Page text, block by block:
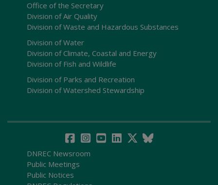
Office of the Secretary
Division of Air Quality
Division of Waste and Hazardous Substances
Division of Water
Division of Climate, Coastal and Energy
Division of Fish and Wildlife
Division of Parks and Recreation
Division of Watershed Stewardship
DNREC Newsroom
Public Meetings
Public Notices